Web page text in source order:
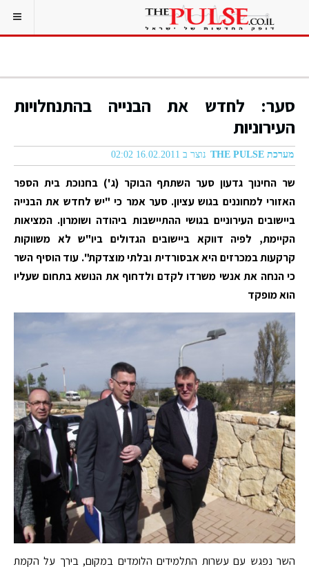
סער: לחדש את הבנייה בהתנחלויות
העירוניות
מערכת THE PULSE נוצר ב 16.02.2011 02:02
שר החינוך גדעון סער השתתף הבוקר (ג') בחנוכת בית הספר
האזורי למחוננים בגוש עציון. סער אמר כי "יש לחדש את הבנייה
ביישובים העירוניים בגושי ההתיישבות ביהודה ושומרון. המציאות
הקיימת, לפיה דווקא ביישובים הגדולים ביו"ש לא משווקות
קרקעות במכרזים היא אבסורדית ובלתי מוצדקת". עוד הוסיף השר
כי הנחה את אנשי משרדו לקדם ולדחוף את הנושא בתחום שעליו
הוא מופקד
השר נפגש עם עשרות התלמידים הלומדים במקום, בירך על הקמת